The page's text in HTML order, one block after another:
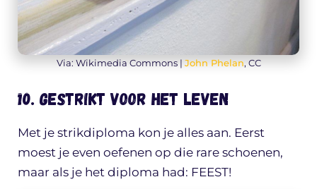
Via: Wikimedia Commons | John Phelan, CC
10. Gestrikt voor het leven
Met je strikdiploma kon je alles aan. Eerst
moest je even oefenen op die rare schoenen,
maar als je het diploma had: FEEST!